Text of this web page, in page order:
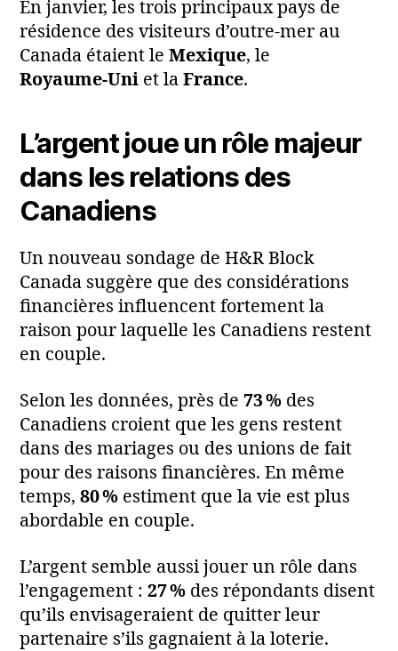
En janvier, les trois principaux pays de
résidence des visiteurs d’outre‑mer au
Canada étaient le Mexique, le
Royaume‑Uni et la France.
L’argent joue un rôle majeur
dans les relations des
Canadiens
Un nouveau sondage de H&R Block
Canada suggère que des considérations
financières influencent fortement la
raison pour laquelle les Canadiens restent
en couple.
Selon les données, près de 73 % des
Canadiens croient que les gens restent
dans des mariages ou des unions de fait
pour des raisons financières. En même
temps, 80 % estiment que la vie est plus
abordable en couple.
L’argent semble aussi jouer un rôle dans
l’engagement : 27 % des répondants disent
qu’ils envisageraient de quitter leur
partenaire s’ils gagnaient à la loterie.